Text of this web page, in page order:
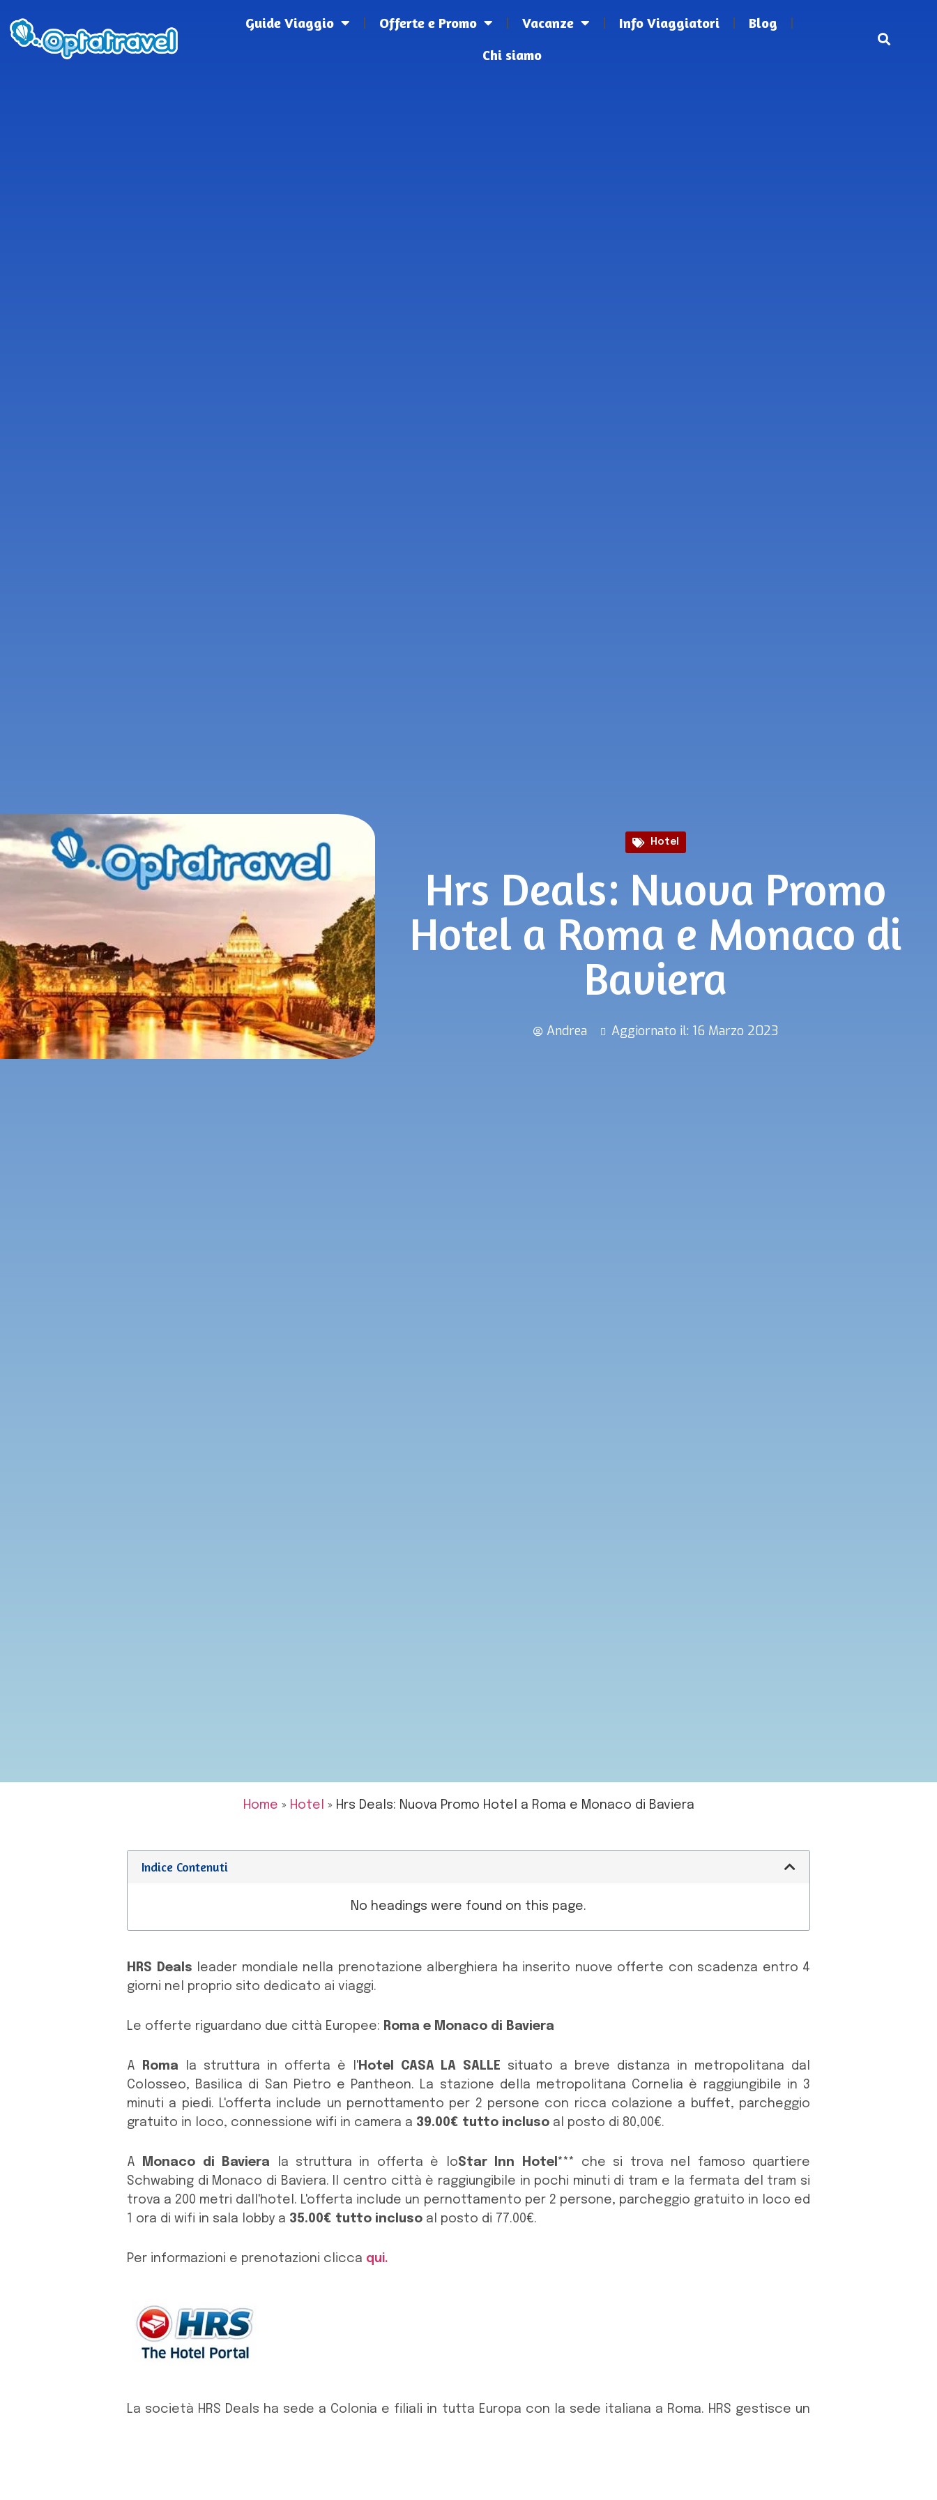
Guide Viaggio Offerte e Promo Vacanze Info Viaggiatori
Blog
Chi siamo
Hotel
Hrs Deals: Nuova Promo
Hotel a Roma e Monaco di
Baviera
Andrea Aggiornato il: 16 Marzo 2023
Home » Hotel » Hrs Deals: Nuova Promo Hotel a Roma e Monaco di Baviera
Indice Contenuti
No headings were found on this page.
HRS Deals leader mondiale nella prenotazione alberghiera ha inserito nuove offerte con scadenza entro 4
giorni nel proprio sito dedicato ai viaggi.
Le offerte riguardano due città Europee: Roma e Monaco di Baviera
A Roma la struttura in offerta è l'Hotel CASA LA SALLE situato a breve distanza in metropolitana dal
Colosseo, Basilica di San Pietro e Pantheon. La stazione della metropolitana Cornelia è raggiungibile in 3
minuti a piedi. L'offerta include un pernottamento per 2 persone con ricca colazione a buffet, parcheggio
gratuito in loco, connessione wifi in camera a 39.00€ tutto incluso al posto di 80,00€.
A Monaco di Baviera la struttura in offerta è loStar Inn Hotel*** che si trova nel famoso quartiere
Schwabing di Monaco di Baviera. Il centro città è raggiungibile in pochi minuti di tram e la fermata del tram si
trova a 200 metri dall'hotel. L'offerta include un pernottamento per 2 persone, parcheggio gratuito in loco ed
1 ora di wifi in sala lobby a 35.00€ tutto incluso al posto di 77.00€.
Per informazioni e prenotazioni clicca qui.
La società HRS Deals ha sede a Colonia e filiali in tutta Europa con la sede italiana a Roma. HRS gestisce un